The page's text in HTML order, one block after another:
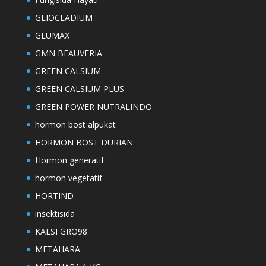
GLIOCLADIUM
GLUMAX
GMN BEAUVERIA
GREEN CALSIUM
GREEN CALSIUM PLUS
GREEN POWER NUTRALINDO
hormon bost alpukat
HORMON BOST DURIAN
Hormon generatif
hormon vegetatif
HORTIND
insektisida
KALSI GRO98
METAHARA